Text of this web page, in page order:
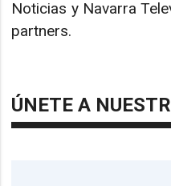
Noticias y Navarra
partners.
ÚNETE A